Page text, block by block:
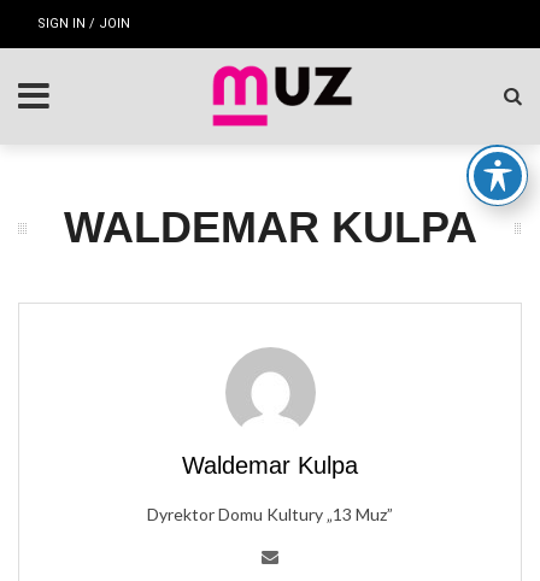
SIGN IN / JOIN
WALDEMAR KULPA
Waldemar Kulpa
Dyrektor Domu Kultury „13 Muz”